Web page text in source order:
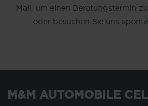
Mail, um einen Beratungstermin
oder besuchen Sie uns
M&M AUTOMOBILE